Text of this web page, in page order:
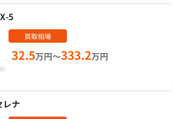
5
買取相場
32.5万円～333.2万円
レナ